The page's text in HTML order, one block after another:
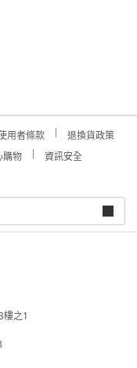
用者條款
退換貨政策
購物
資訊安全
樓之1